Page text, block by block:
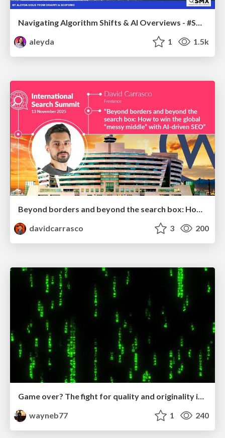
Navigating Algorithm Shifts & AI Overviews - #SMXNext
aleyda
1 1.5k
Beyond borders and beyond the search box: How to win the global "messy middle" with AI-driven SEO
davidcarrasco
3 200
Game over? The fight for quality and originality in the time of robots
wayneb77
1 240